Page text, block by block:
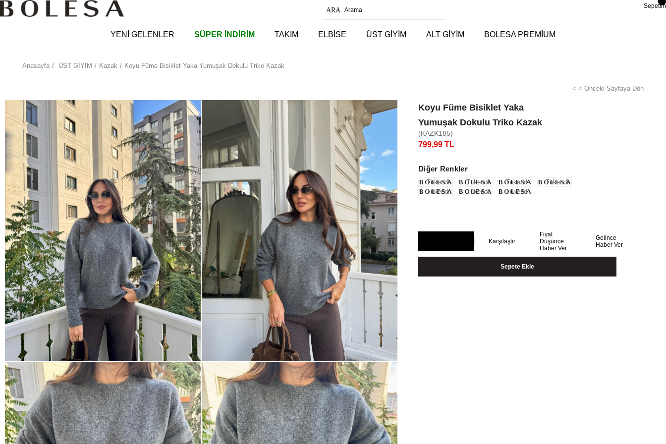
Sepetim
YENİ GELENLER SÜPER İNDİRİM TAKIM ELBİSE ÜST GİYİM ALT GİYİM BOLESA PREMİUM
Anasayfa ÜST GİYİM Kazak Koyu Füme Bisiklet Yaka Yumuşak Dokulu Triko Kazak
< < Önceki Sayfaya Dön
Koyu Füme Bisiklet Yaka
Yumuşak Dokulu Triko Kazak
(KAZK185)
799,99 TL
Diğer Renkler
Tükendi Tükendi Tükendi
Tükendi
Tükendi
Tükendi Tükendi
Karşılaştır
Fiyat
Düşünce
Haber Ver
Gelince
Haber Ver